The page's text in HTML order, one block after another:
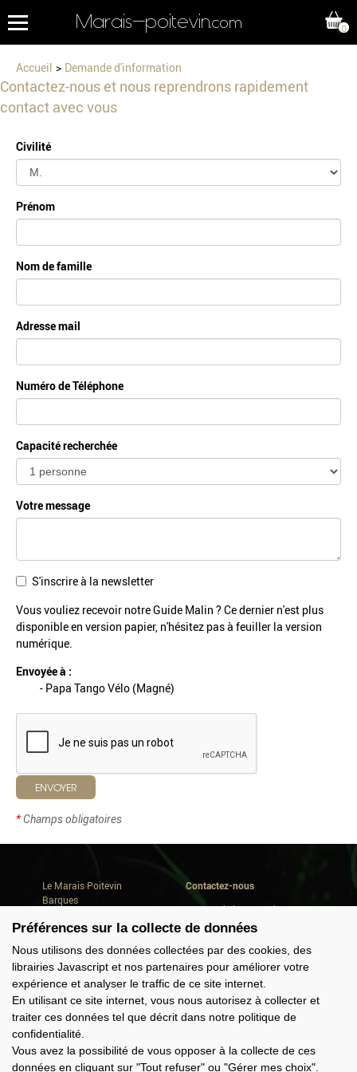
Marais-poitevin.com 0
Accueil Demande d'information
Contactez-nous et nous reprendrons rapidement
contact avec vous
Civilité
Prénom
Nom de famille
Adresse mail
Numéro de Téléphone
Capacité recherchée
Votre message
S'inscrire à la newsletter
Vous vouliez recevoir notre Guide Malin ? Ce dernier n'est plus
disponible en version papier, n'hésitez pas à feuiller la version
numérique.
Envoyée à :
- Papa Tango Vélo (Magné)
ENVOYER
*Champs obligatoires
Le Marais Poitevin
Barques
Où manger
Conseils de séjour
Quoi faire
Consommer local
Domaine Cardinaud
Offres groupes
Contactez-nous
Avenue de la Repentie
79460 Magné
Tél. +33(0) 5 49 35 90 47
info@marais-poitevin.com
Préférences sur la collecte de données
Nous utilisons des données collectées par des cookies, des
librairies Javascript et nos partenaires pour améliorer votre
expérience et analyser le traffic de ce site internet.
En utilisant ce site internet, vous nous autorisez à collecter et
traiter ces données tel que décrit dans notre politique de
confidentialité.
Vous avez la possibilité de vous opposer à la collecte de ces
données en cliquant sur "Tout refuser" ou "Gérer mes choix".